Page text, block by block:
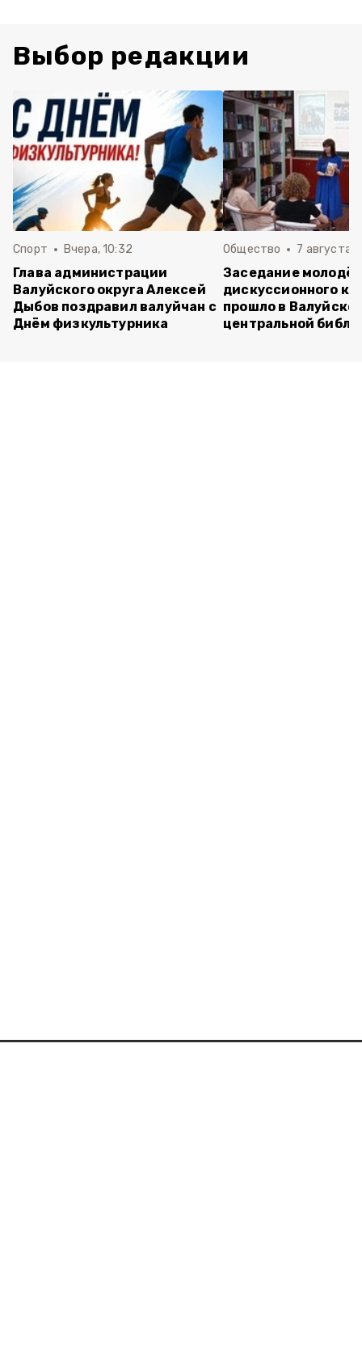
Выбор редакции
Спорт Вчера, 10:32
Глава администрации
Валуйского округа Алексей
Дыбов поздравил валуйчан с
Днём физкультурника
Общество 7 августа ,
Заседание
дискуссионного
прошло в
центральной